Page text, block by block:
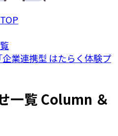
業連携型 はたらく体験プ
一覧 Column ＆